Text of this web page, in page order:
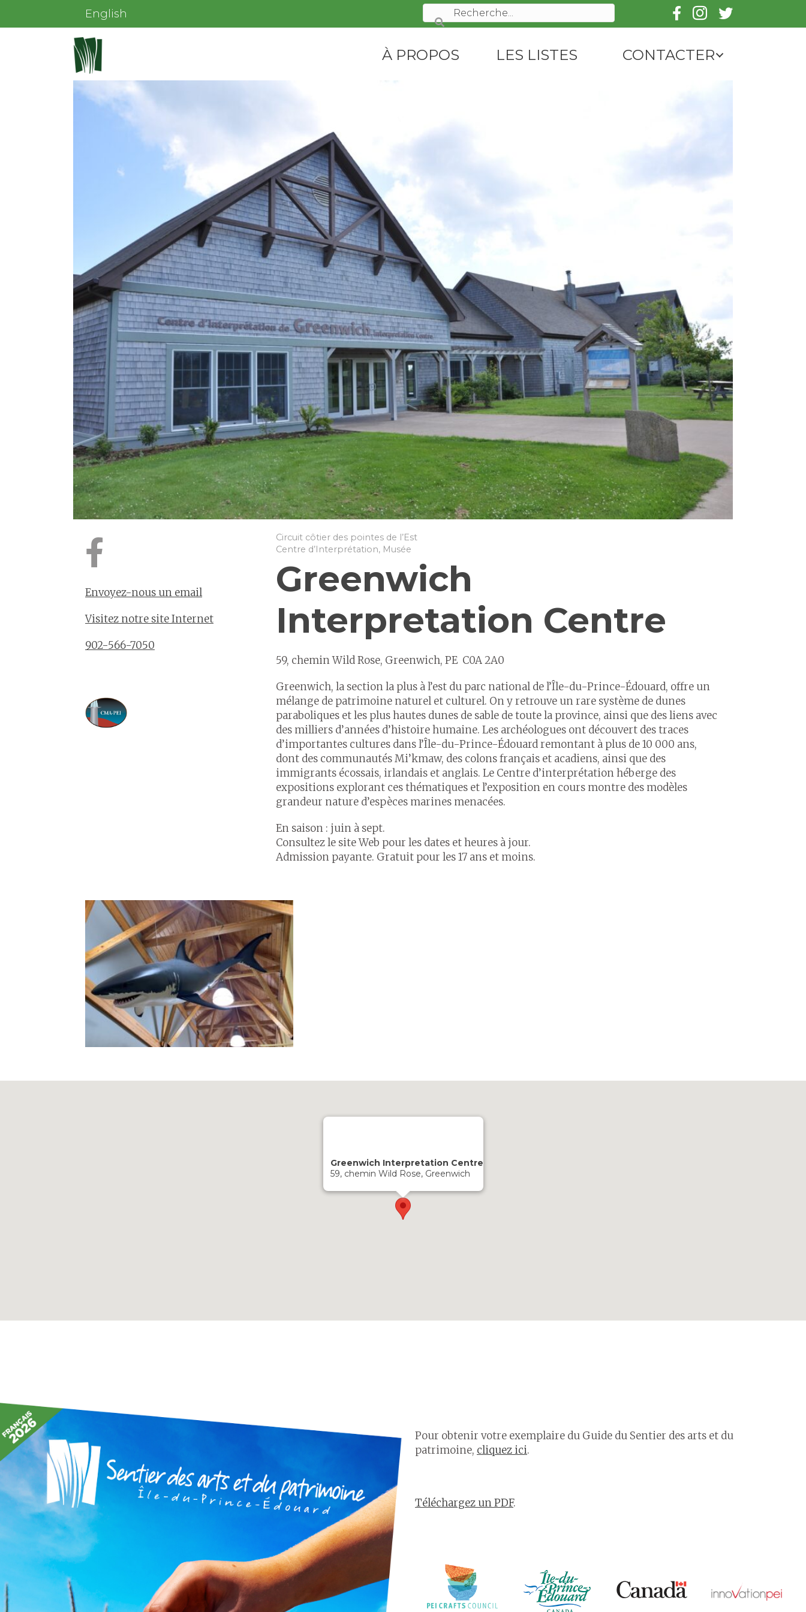
English Follow us on Facebook
Follow us on
Follow us on
À PROPOS LES LISTES CONTACTER
Envoyez-nous un email
Visitez notre site Internet
902-566-7050
Circuit côtier des pointes de l’Est
Centre d’Interprétation, Musée
Greenwich
Interpretation Centre
59, chemin Wild Rose, Greenwich, PE C0A 2A0
Greenwich, la section la plus à l’est du parc national de l’Île-du-Prince-Édouard, offre un
mélange de patrimoine naturel et culturel. On y retrouve un rare système de dunes
paraboliques et les plus hautes dunes de sable de toute la province, ainsi que des liens avec
des milliers d’années d’histoire humaine. Les archéologues ont découvert des traces
d’importantes cultures dans l’Île-du-Prince-Édouard remontant à plus de 10 000 ans,
dont des communautés Mi’kmaw, des colons français et acadiens, ainsi que des
immigrants écossais, irlandais et anglais. Le Centre d’interprétation héberge des
expositions explorant ces thématiques et l’exposition en cours montre des modèles
grandeur nature d’espèces marines menacées.
En saison : juin à sept.
Consultez le site Web pour les dates et heures à jour.
Admission payante. Gratuit pour les 17 ans et moins.
Greenwich Interpretation Centre
59, chemin Wild Rose, Greenwich
Pour obtenir votre exemplaire du Guide du Sentier des arts et du
patrimoine, cliquez ici.
Téléchargez un PDF.